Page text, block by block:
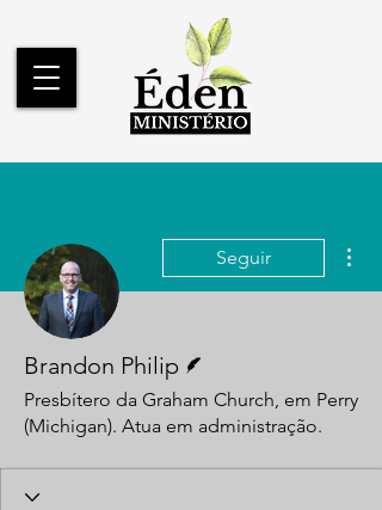
Seguir
Brandon Philip
Presbítero da Graham Church, em Perry
(Michigan). Atua em administração.